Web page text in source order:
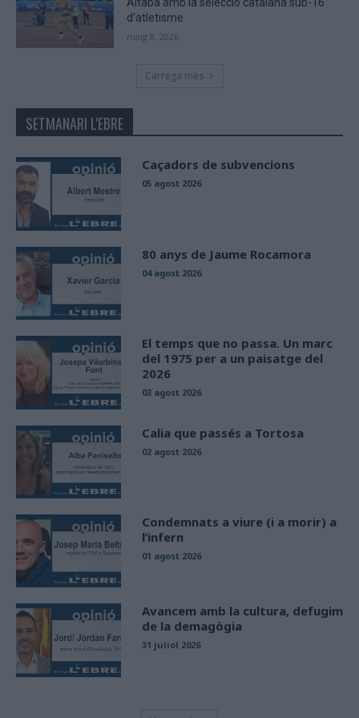
d’atletisme
maig 8, 2026
Carrega més
SETMANARI L'EBRE
Caçadors de subvencions
05 agost 2026
80 anys de Jaume Rocamora
04 agost 2026
El temps que no passa. Un marc
del 1975 per a un paisatge del
2026
03 agost 2026
Calia que passés a Tortosa
02 agost 2026
Condemnats a viure (i a morir) a
l’infern
01 agost 2026
Avancem amb la cultura, defugim
de la demagògia
31 juliol 2026